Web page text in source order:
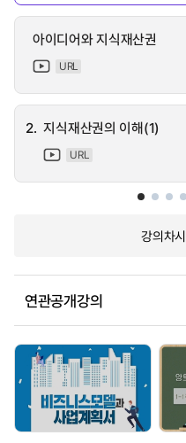
아이디어와 지식재산권
URL
2. 지식재산권의 이해(1)
URL
강의차시
연관공개강의